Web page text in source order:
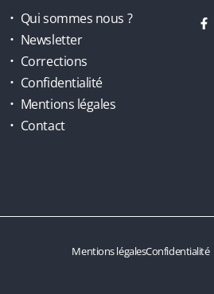
Qui sommes nous ?
Newsletter
Corrections
Confidentialité
Mentions légales
Contact
Mentions légalesConfidentialité